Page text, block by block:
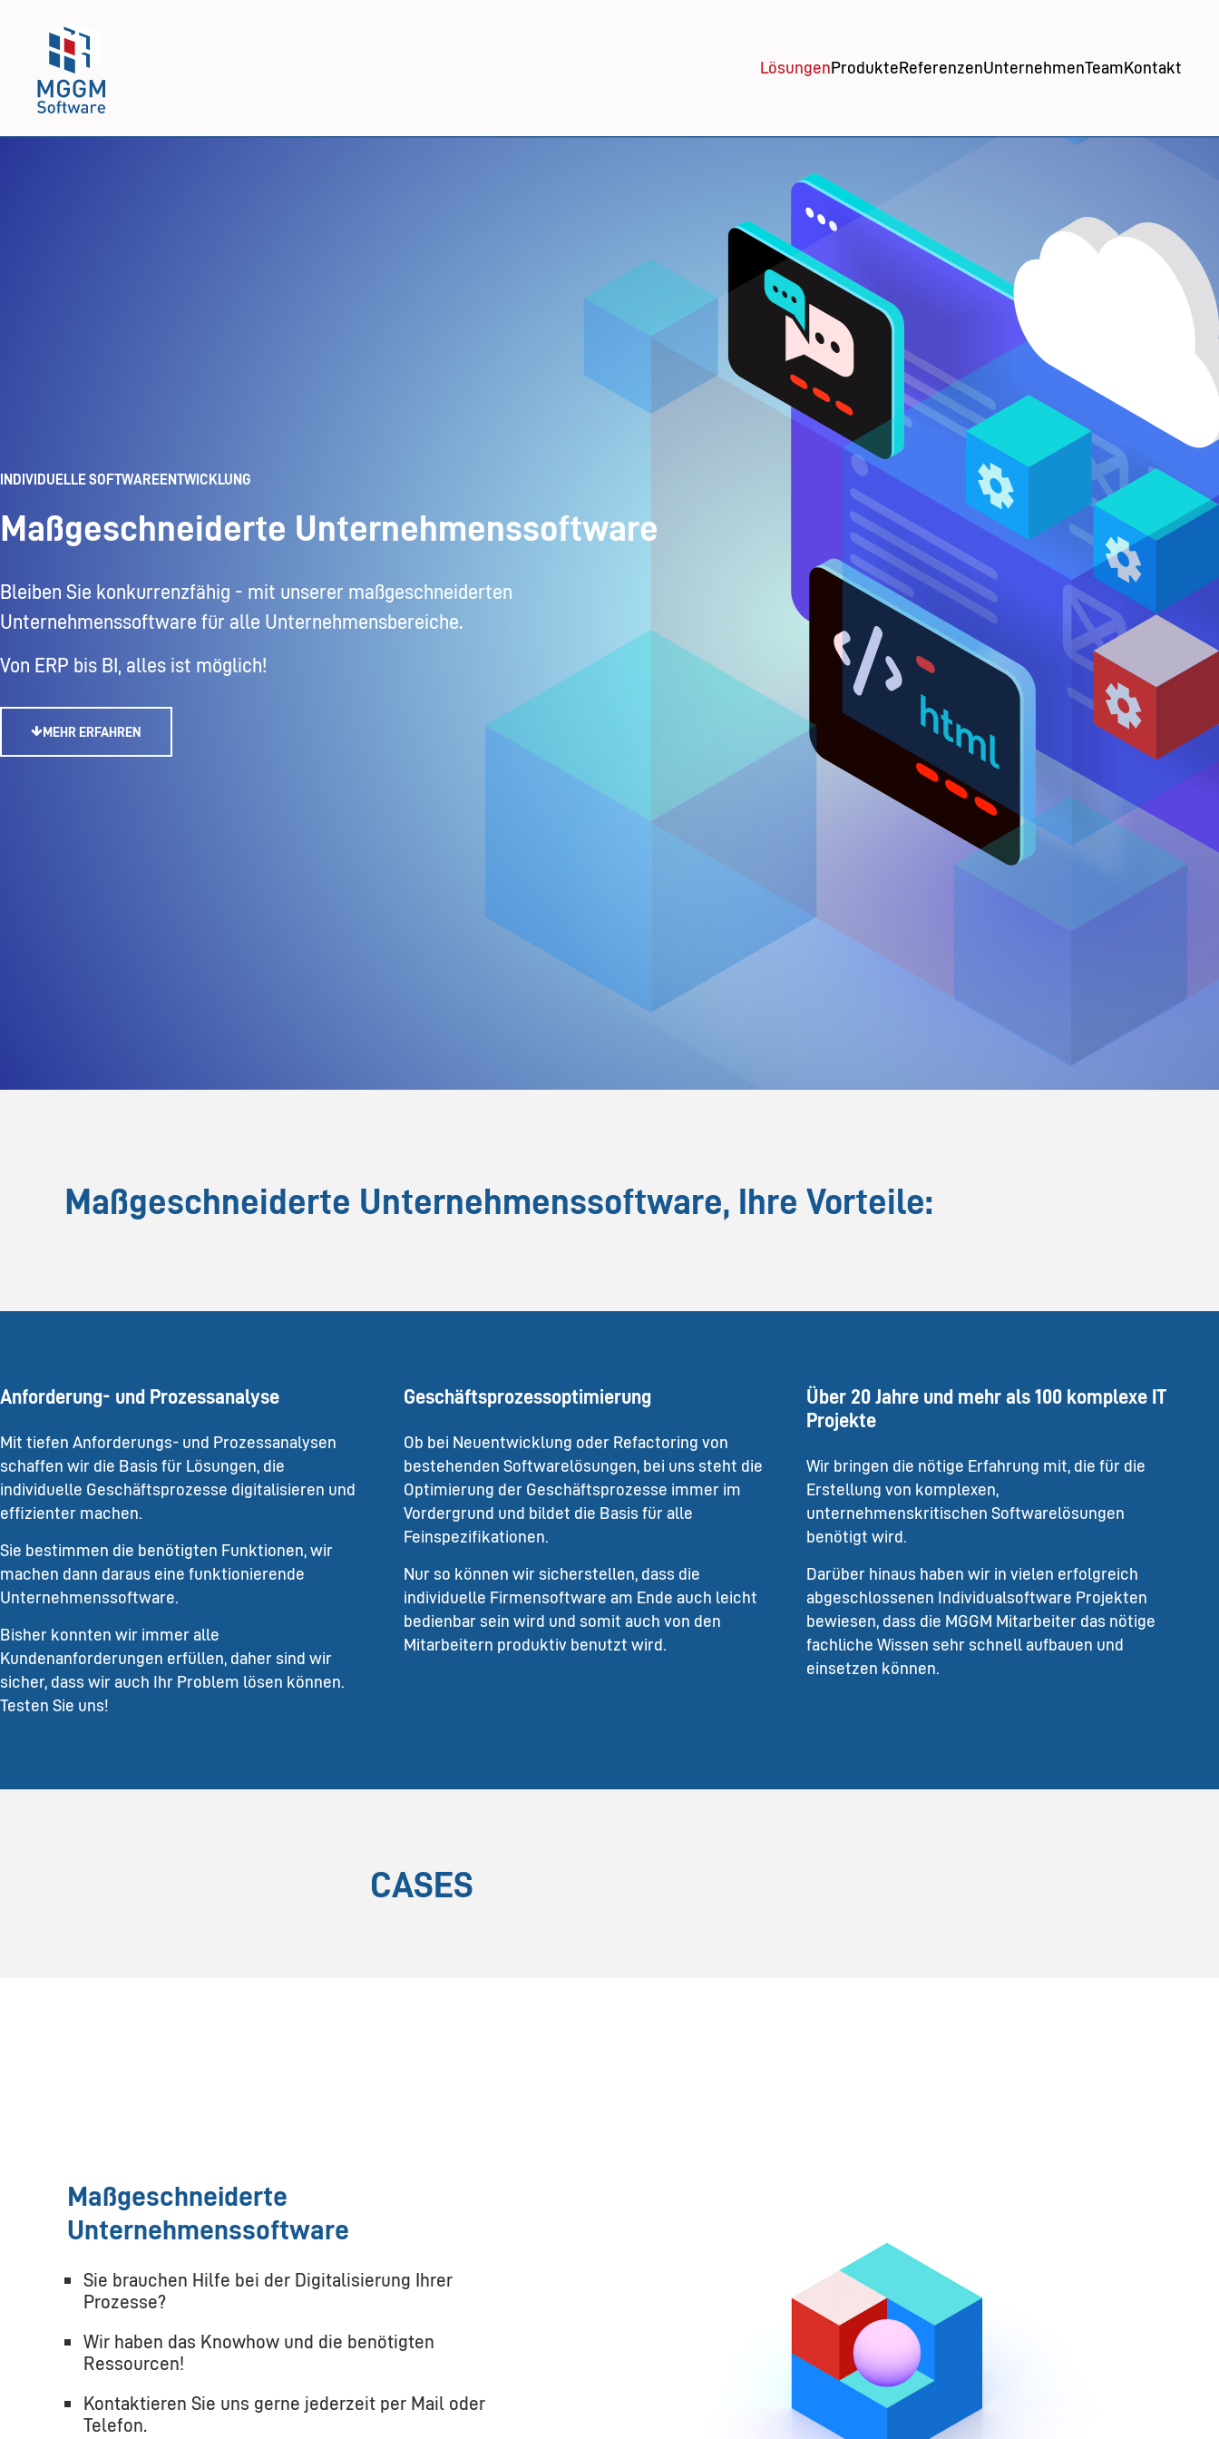
LösungenProdukteReferenzenUnternehmenTeamKontakt
INDIVIDUELLE SOFTWAREENTWICKLUNG
Maßgeschneiderte Unternehmenssoftware
Bleiben Sie konkurrenzfähig - mit unserer maßgeschneiderten
Unternehmenssoftware für alle Unternehmensbereiche.
Von ERP bis BI, alles ist möglich!
MEHR ERFAHREN
Maßgeschneiderte Unternehmenssoftware, Ihre Vorteile:
Anforderung- und Prozessanalyse
Mit tiefen Anforderungs- und Prozessanalysen
schaffen wir die Basis für Lösungen, die
individuelle Geschäftsprozesse digitalisieren und
effizienter machen.
Sie bestimmen die benötigten Funktionen, wir
machen dann daraus eine funktionierende
Unternehmenssoftware.
Bisher konnten wir immer alle
Kundenanforderungen erfüllen, daher sind wir
sicher, dass wir auch Ihr Problem lösen können.
Testen Sie uns!
Geschäftsprozessoptimierung
Ob bei Neuentwicklung oder Refactoring von
bestehenden Softwarelösungen, bei uns steht die
Optimierung der Geschäftsprozesse immer im
Vordergrund und bildet die Basis für alle
Feinspezifikationen.
Nur so können wir sicherstellen, dass die
individuelle Firmensoftware am Ende auch leicht
bedienbar sein wird und somit auch von den
Mitarbeitern produktiv benutzt wird.
Über 20 Jahre und mehr als 100 komplexe IT
Projekte
Wir bringen die nötige Erfahrung mit, die für die
Erstellung von komplexen,
unternehmenskritischen Softwarelösungen
benötigt wird.
Darüber hinaus haben wir in vielen erfolgreich
abgeschlossenen Individualsoftware Projekten
bewiesen, dass die MGGM Mitarbeiter das nötige
fachliche Wissen sehr schnell aufbauen und
einsetzen können.
CASES
Maßgeschneiderte
Unternehmenssoftware
Sie brauchen Hilfe bei der Digitalisierung Ihrer
Prozesse?
Wir haben das Knowhow und die benötigten
Ressourcen!
Kontaktieren Sie uns gerne jederzeit per Mail oder
Telefon.